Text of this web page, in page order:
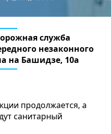
служба
незаконного
на Башидзе, 10а
продолжается, а
санитарный